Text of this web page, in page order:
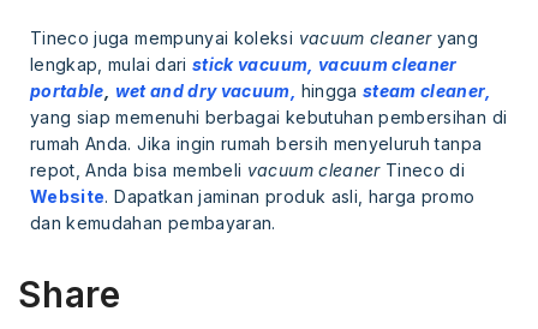
Tineco juga mempunyai koleksi vacuum cleaneryang
lengkap, mulai dari stick vacuum, vacuum cleaner
portable, wet and dry vacuum, hingga steam cleaner,
yang siap memenuhi berbagai kebutuhan pembersihan di
rumah Anda. Jika ingin rumah bersih menyeluruh tanpa
repot, Anda bisa membeli vacuum cleanerTineco di
Website. Dapatkan jaminan produk asli, harga promo
dan kemudahan pembayaran.
Share